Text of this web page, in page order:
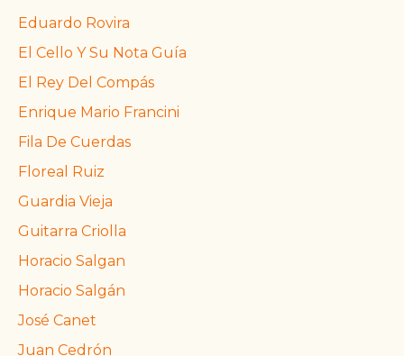
Eduardo Rovira
El Cello Y Su Nota Guía
El Rey Del Compás
Enrique Mario Francini
Fila De Cuerdas
Floreal Ruiz
Guardia Vieja
Guitarra Criolla
Horacio Salgan
Horacio Salgán
José Canet
Juan Cedrón